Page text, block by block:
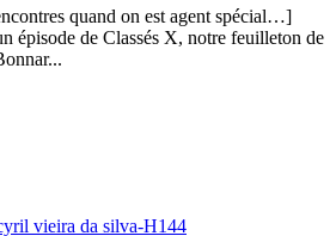
quand on est agent spécial…]
épisode de Classés X, notre feuilleton de